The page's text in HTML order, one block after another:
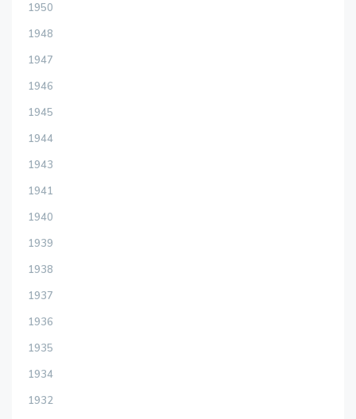
1950
1948
1947
1946
1945
1944
1943
1941
1940
1939
1938
1937
1936
1935
1934
1932